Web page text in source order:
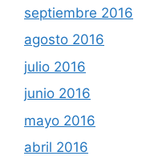
septiembre 2016
agosto 2016
julio 2016
junio 2016
mayo 2016
abril 2016